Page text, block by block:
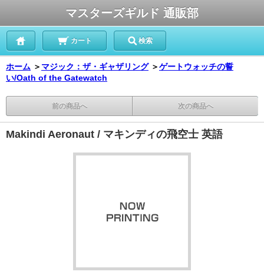
マスターズギルド 通販部
カート 検索
ホーム ＞ マジック：ザ・ギャザリング ＞ゲートウォッチの誓
い/Oath of the Gatewatch
前の商品へ 次の商品へ
Makindi Aeronaut / マキンディの飛空士 英語